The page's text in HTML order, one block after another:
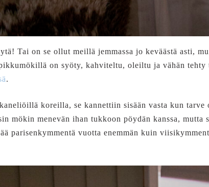
Tai on se ollut meillä jemmassa jo keväästä asti,
on syöty, kahviteltu, oleiltu ja vähän tehty
.
koreilla, se kannettiin sisään vasta kun tarve
mökin menevän ihan tukkoon pöydän kanssa, mutta
parisenkymmentä vuotta enemmän kuin